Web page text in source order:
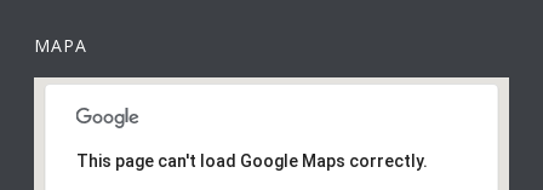
MAPA
This page can't load Google Maps correctly.